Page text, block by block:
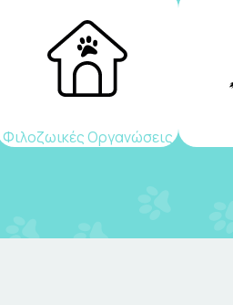
Φιλοζωικές Οργανώσεις